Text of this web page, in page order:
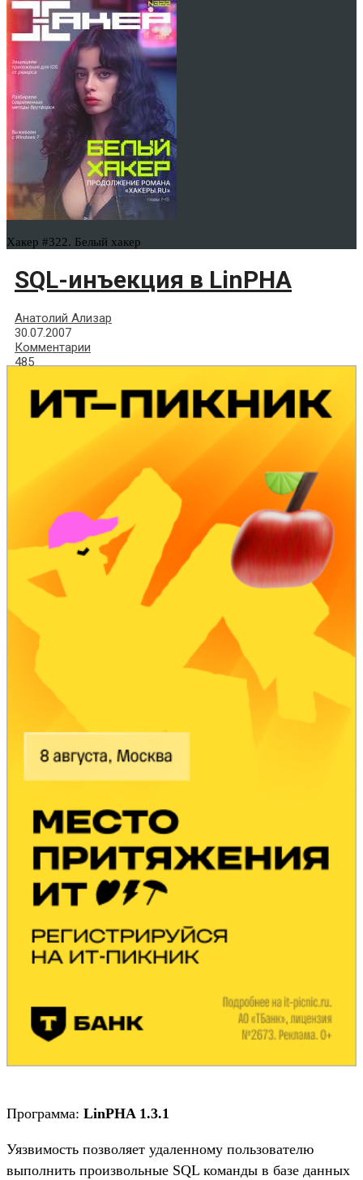
Хакер #322. Белый хакер
SQL-инъекция в LinPHA
Анатолий Ализар
30.07.2007
Комментарии
485
Программа: LinPHA 1.3.1
Уязвимость позволяет удаленному пользователю
выполнить произвольные SQL команды в базе данных